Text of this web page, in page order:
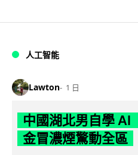
人工智能
Lawton 1 日
中國湖北男自學 AI
金冒濃煙驚動全區